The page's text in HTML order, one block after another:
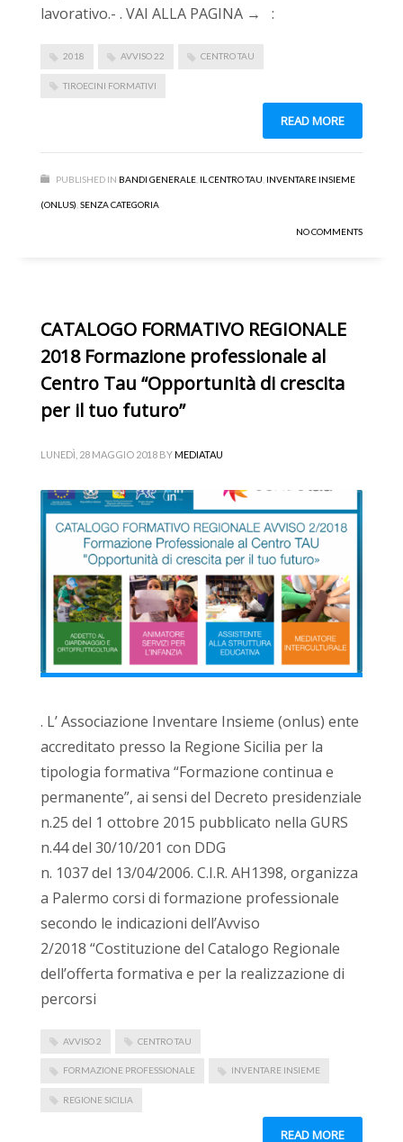
lavorativo.- . VAI ALLA PAGINA → :
2018 AVVISO 22 CENTRO TAU
TIROECINI FORMATIVI
READ MORE
PUBLISHED IN BANDI GENERALE, IL CENTRO TAU, INVENTARE INSIEME
(ONLUS),SENZA CATEGORIA
NO COMMENTS
CATALOGO FORMATIVO REGIONALE
2018 Formazione professionale al
Centro Tau “Opportunità di crescita
per il tuo futuro”
LUNEDÌ, 28 MAGGIO 2018 BYMEDIATAU
. L’ Associazione Inventare Insieme (onlus) ente
accreditato presso la Regione Sicilia per la
tipologia formativa “Formazione continua e
permanente”, ai sensi del Decreto presidenziale
n.25 del 1 ottobre 2015 pubblicato nella GURS
n.44 del 30/10/201 con DDG
n. 1037 del 13/04/2006. C.I.R. AH1398, organizza
a Palermo corsi di formazione professionale
secondo le indicazioni dell’Avviso
2/2018 “Costituzione del Catalogo Regionale
dell’offerta formativa e per la realizzazione di
percorsi
AVVISO 2 CENTRO TAU
FORMAZIONE PROFESSIONALE INVENTARE INSIEME
REGIONE SICILIA
READ MORE